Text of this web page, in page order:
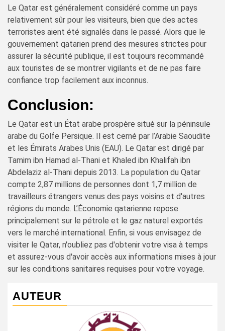
Le Qatar est généralement considéré comme un pays
relativement sûr pour les visiteurs, bien que des actes
terroristes aient été signalés dans le passé. Alors que le
gouvernement qatarien prend des mesures strictes pour
assurer la sécurité publique, il est toujours recommandé
aux touristes de se montrer vigilants et de ne pas faire
confiance trop facilement aux inconnus.
Conclusion:
Le Qatar est un État arabe prospère situé sur la péninsule
arabe du Golfe Persique. Il est cerné par l’Arabie Saoudite
et les Émirats Arabes Unis (EAU). Le Qatar est dirigé par
Tamim ibn Hamad al-Thani et Khaled ibn Khalifah ibn
Abdelaziz al-Thani depuis 2013. La population du Qatar
compte 2,87 millions de personnes dont 1,7 million de
travailleurs étrangers venus des pays voisins et d'autres
régions du monde. L’Économie qatarienne repose
principalement sur le pétrole et le gaz naturel exportés
vers le marché international. Enfin, si vous envisagez de
visiter le Qatar, n'oubliez pas d'obtenir votre visa à temps
et assurez-vous d'avoir accès aux informations mises à jour
sur les conditions sanitaires requises pour votre voyage.
AUTEUR